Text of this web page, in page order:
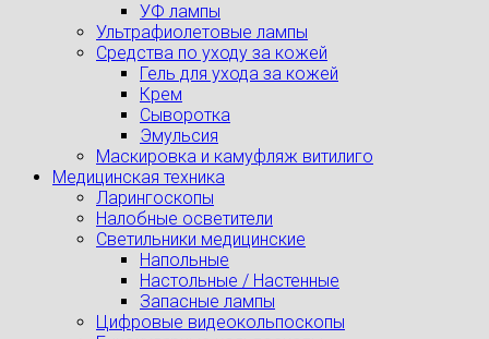
УФ лампы
Ультрафиолетовые лампы
Средства по уходу за кожей
Гель для ухода за кожей
Крем
Сыворотка
Эмульсия
Маскировка и камуфляж витилиго
Медицинская техника
Ларингоскопы
Налобные осветители
Светильники медицинские
Напольные
Настольные / Настенные
Запасные лампы
Цифровые видеокольпоскопы